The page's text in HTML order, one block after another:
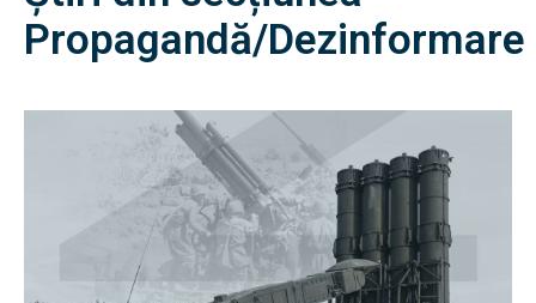
Propagandă/Dezinformare